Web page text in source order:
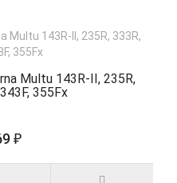
Multu 143R-II, 235R,
355Fx
₽